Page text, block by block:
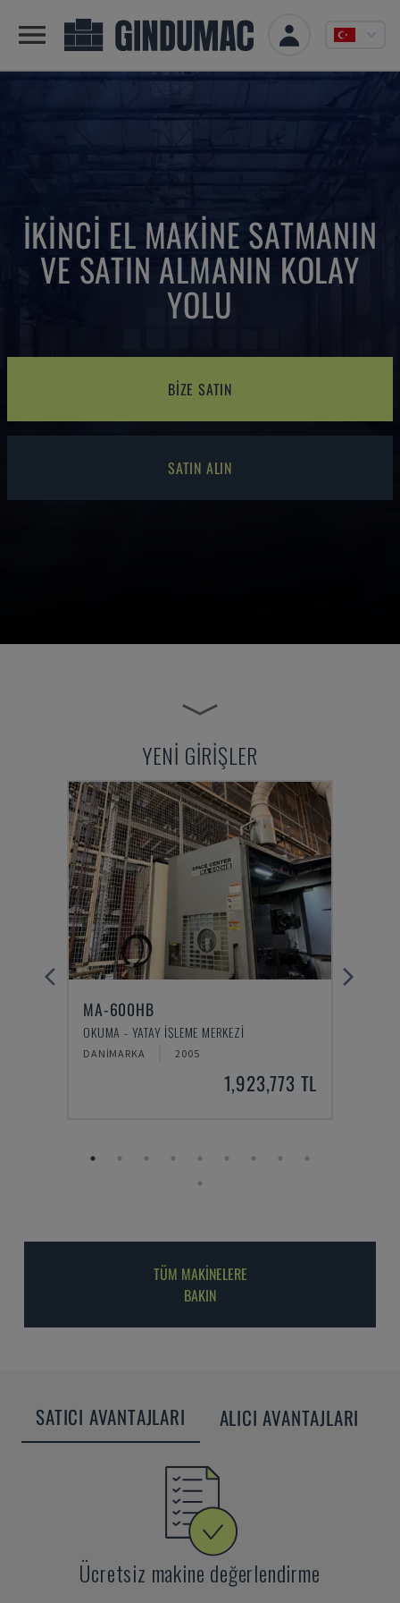
İKINCI EL MAKINE SATMANIN
VE SATIN ALMANIN KOLAY
YOLU
BIZE SATIN
SATIN ALIN
YENİ GİRİŞLER
MA-600HB
OKUMA - YATAY İŞLEME MERKEZI
DANIMARKA 2005
1,923,773 TL
TÜM MAKİNELERE
BAKIN
SATICI AVANTAJLARI ALICI AVANTAJLARI
Ücretsiz makine değerlendirme